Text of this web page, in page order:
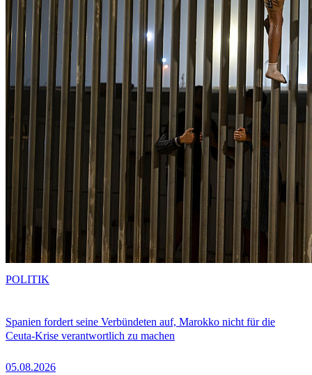
Spanien fordert seine Verbündeten auf, Marokko nicht für die
Ceuta-Krise verantwortlich zu machen
05.08.2026
POLITIK